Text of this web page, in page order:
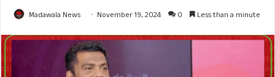
Madawala News November 19, 2024 0 Less than a minute